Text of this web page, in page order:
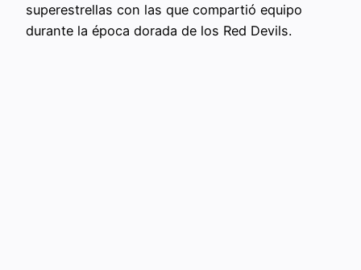
superestrellas con las que compartió equipo
durante la época dorada de los Red Devils.